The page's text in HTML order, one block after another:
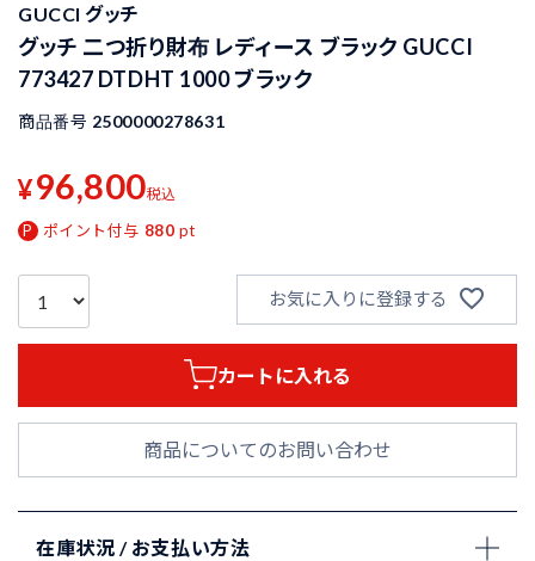
GUCCI グッチ
グッチ 二つ折り財布 レディース ブラック GUCCI
773427 DTDHT 1000 ブラック
商品番号 2500000278631
¥96,800税込
ポイント付与 880 pt
お気に入りに登録する
カートに入れる
商品についてのお問い合わせ
在庫状況 / お支払い方法